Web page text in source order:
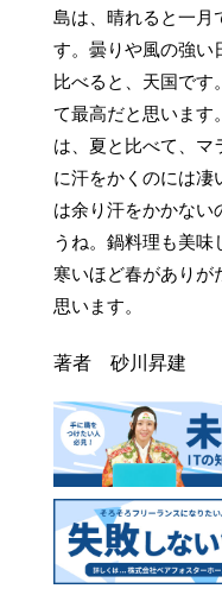
島は、晴れると一月
す。曇りや風の強い
比べると、天国です
て最高だと思います
は、夏と比べて、マ
に汗をかくのには凄
は余り汗をかかない
うね。鍋料理も美味
寒いほど春がありが
思います。
著者 砂川昇建